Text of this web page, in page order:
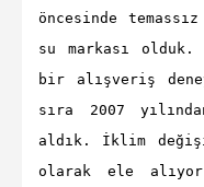
öncesinde
su markası olduk.
bir alışveriş
sıra 2007
aldık. İklim
olarak ele